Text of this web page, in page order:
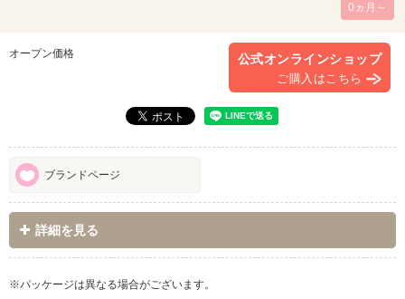
0ヵ月～
オープン価格 公式オンラインショップ
ご購入はこちら
ブランドページ
詳細を見る
※パッケージは異なる場合がございます。